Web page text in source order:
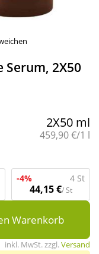
Serum, 2X50
2X50 ml
Grundpreis:
459,90 €/1 l
-4% 4 St
44,15 €/ St
Warenkorb
inkl. MwSt. zzgl.Versand